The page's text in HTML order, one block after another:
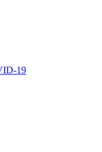
19